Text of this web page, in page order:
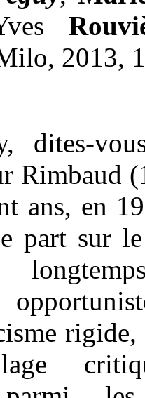
2013,
dites-
Rimbaud
ans, en
part sur